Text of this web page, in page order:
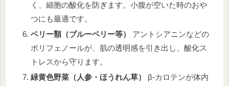
く、細胞の酸化を防ぎます。小腹が空いた時のおや
つにも最適です。
ベリー類（ブルーベリー等）
アントシアニンなどの
ポリフェノールが、肌の透明感を引き出し、酸化ス
トレスから守ります。
緑黄色野菜（人参・ほうれん草）
β-カロテンが体内